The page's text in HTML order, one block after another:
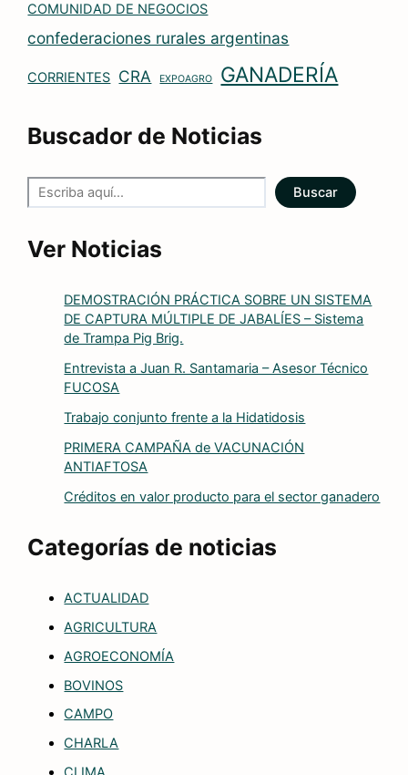
COMUNIDAD DE NEGOCIOS
confederaciones rurales argentinas
CORRIENTES CRA EXPOAGRO GANADERÍA
Buscador de Noticias
Buscar
Ver Noticias
DEMOSTRACIÓN PRÁCTICA SOBRE UN SISTEMA
DE CAPTURA MÚLTIPLE DE JABALÍES – Sistema
de Trampa Pig Brig.
Entrevista a Juan R. Santamaria – Asesor Técnico
FUCOSA
Trabajo conjunto frente a la Hidatidosis
PRIMERA CAMPAÑA de VACUNACIÓN
ANTIAFTOSA
Créditos en valor producto para el sector ganadero
Categorías de noticias
ACTUALIDAD
AGRICULTURA
AGROECONOMÍA
BOVINOS
CAMPO
CHARLA